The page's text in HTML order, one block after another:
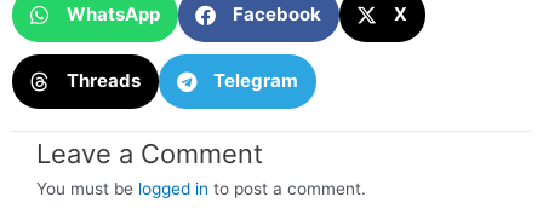
WhatsApp Facebook X
Threads Telegram
Leave a Comment
You must be logged in to post a comment.